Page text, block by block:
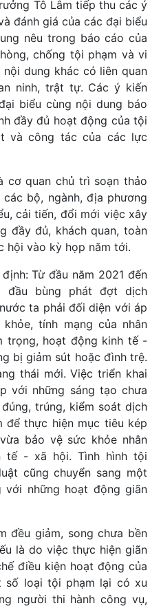
Tô Lâm tiếp thu các ý
đánh giá của các đại biểu
nêu trong báo cáo của
chống tội phạm và vi
dung khác có liên quan
ninh, trật tự. Các ý kiến
biểu cùng nội dung báo
đầy đủ hoạt động của tội
và công tác của các lực
cơ quan chủ trì soạn thảo
bộ, ngành, địa phương
cải tiến, đổi mới việc xây
đầy đủ, khách quan, toàn
hội vào kỳ họp năm tới.
Từ đầu năm 2021 đến
bùng phát đợt dịch
ta phải đối diện với áp
tính mạng của nhân
trọng, hoạt động kinh tế -
bị giảm sút hoặc đình trệ.
thái mới. Việc triển khai
với những sáng tạo chưa
trúng, kiểm soát dịch
để thực hiện mục tiêu kép
bảo vệ sức khỏe nhân
tế - xã hội. Tình hình tội
cũng chuyển sang một
những hoạt động giãn
đều giảm, song chưa bền
là do việc thực hiện giãn
điều kiện hoạt động của
số loại tội phạm lại có xu
người thi hành công vụ,